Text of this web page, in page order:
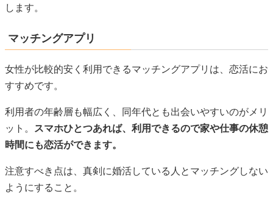
します。
マッチングアプリ
女性が比較的安く利用できるマッチングアプリは、恋活にお
すすめです。
利用者の年齢層も幅広く、同年代とも出会いやすいのがメリ
ット。 スマホひとつあれば、利用できるので家や仕事の休憩
時間にも恋活ができます。
注意すべき点は、真剣に婚活している人とマッチングしない
ようにすること。